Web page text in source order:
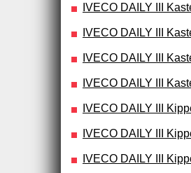
IVECO DAILY III
IVECO DAILY III
IVECO DAILY III
IVECO DAILY III
IVECO DAILY III
IVECO DAILY III
IVECO DAILY III